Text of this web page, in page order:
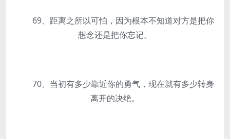
69、距离之所以可怕，因为根本不知道对方是把你
想念还是把你忘记。
70、当初有多少靠近你的勇气，现在就有多少转身
离开的决绝。